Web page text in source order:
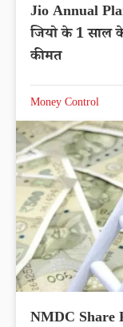
Jio Annual
जियो के 1 साल
कीमत
Money Control
NMDC